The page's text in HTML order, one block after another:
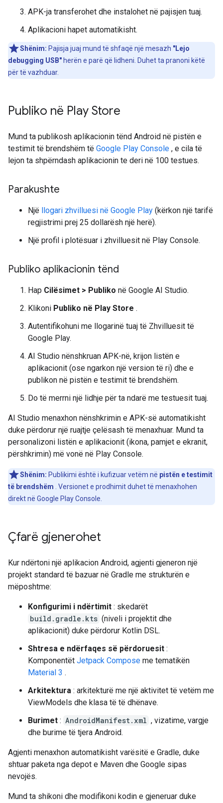
APK-ja transferohet dhe instalohet në pajisjen tuaj.
Aplikacioni hapet automatikisht.
Shënim: Pajisja juaj mund të shfaqë një mesazh "Lejo
debugging USB" herën e parë që lidheni. Duhet ta pranoni këtë
për të vazhduar.
Publiko në Play Store
Mund ta publikosh aplikacionin tënd Android në pistën e
testimit të brendshëm të Google Play Console , e cila të
lejon ta shpërndash aplikacionin te deri në 100 testues.
Parakushte
Një llogari zhvilluesi në Google Play (kërkon një tarifë
regjistrimi prej 25 dollarësh një herë).
Një profil i plotësuar i zhvilluesit në Play Console.
Publiko aplikacionin tënd
Hap Cilësimet > Publiko në Google AI Studio.
Klikoni Publiko në Play Store .
Autentifikohuni me llogarinë tuaj të Zhvilluesit të
Google Play.
AI Studio nënshkruan APK-në, krijon listën e
aplikacionit (ose ngarkon një version të ri) dhe e
publikon në pistën e testimit të brendshëm.
Do të merrni një lidhje për ta ndarë me testuesit tuaj.
AI Studio menaxhon nënshkrimin e APK-së automatikisht
duke përdorur një ruajtje çelësash të menaxhuar. Mund ta
personalizoni listën e aplikacionit (ikona, pamjet e ekranit,
përshkrimin) më vonë në Play Console.
Shënim: Publikimi është i kufizuar vetëm në pistën e testimit
të brendshëm . Versionet e prodhimit duhet të menaxhohen
direkt në Google Play Console.
Çfarë gjenerohet
Kur ndërtoni një aplikacion Android, agjenti gjeneron një
projekt standard të bazuar në Gradle me strukturën e
mëposhtme:
Konfigurimi i ndërtimit : skedarët
build.gradle.kts (niveli i projektit dhe
aplikacionit) duke përdorur Kotlin DSL.
Shtresa e ndërfaqes së përdoruesit :
Komponentët Jetpack Compose me tematikën
Material 3 .
Arkitektura : arkitekturë me një aktivitet të vetëm me
ViewModels dhe klasa të të dhënave.
Burimet : AndroidManifest.xml , vizatime, vargje
dhe burime të tjera Android.
Agjenti menaxhon automatikisht varësitë e Gradle, duke
shtuar paketa nga depot e Maven dhe Google sipas
nevojës.
Mund ta shikoni dhe modifikoni kodin e gjeneruar duke